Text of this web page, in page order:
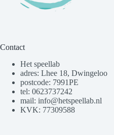
Contact
Het speellab
adres: Lhee 18, Dwingeloo
postcode: 7991PE
tel: 0623737242
mail: info@hetspeellab.nl
KVK: 77309588